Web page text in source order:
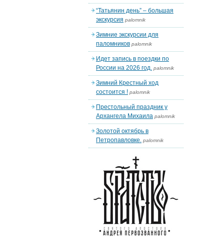
“Татьянин день” – большая
экскурсия palomnik
Зимние экскурсии для
паломников palomnik
Идет запись в поездки по
России на 2026 год. palomnik
Зимний Крестный ход
состоится ! palomnik
Престольный праздник у
Архангела Михаила palomnik
Золотой октябрь в
Петропавловке. palomnik